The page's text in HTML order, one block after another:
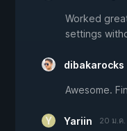
Worked
settings
dibakarocks
Awesome.
Yariin 20 ม.ค.